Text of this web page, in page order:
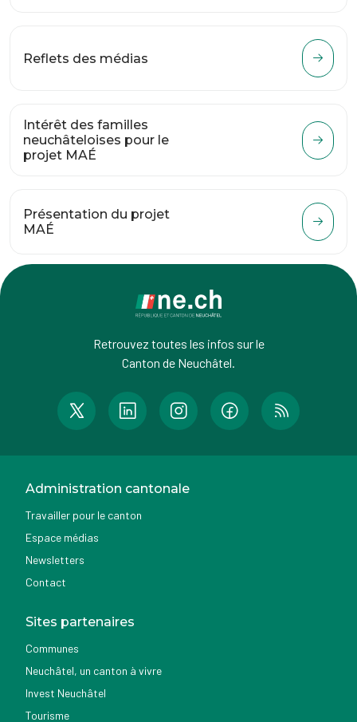
Reflets des médias
Intérêt des familles
neuchâteloises pour le
projet MAÉ
Présentation du projet
MAÉ
Retrouvez toutes les infos sur le
Canton de Neuchâtel.
Administration cantonale
Travailler pour le canton
Espace médias
Newsletters
Contact
Sites partenaires
Communes
Neuchâtel, un canton à vivre
Invest Neuchâtel
Tourisme